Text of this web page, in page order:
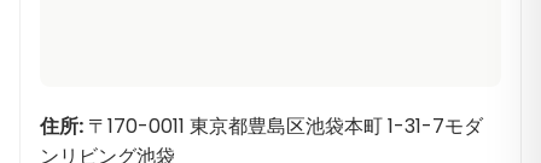
住所: 〒170-0011 東京都豊島区池袋本町 1-31-7モダ
ンリビング池袋